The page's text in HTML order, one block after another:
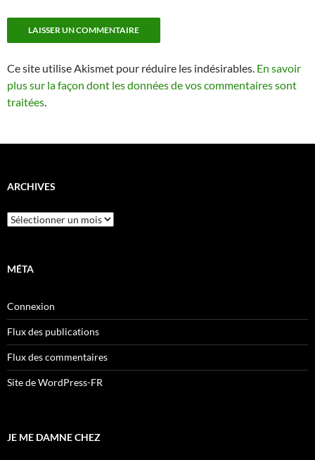
Ce site utilise Akismet pour réduire les indésirables. En savoir
plus sur la façon dont les données de vos commentaires sont
traitées.
ARCHIVES
Archives
MÉTA
Connexion
Flux des publications
Flux des commentaires
Site de WordPress-FR
JE ME DAMNE CHEZ